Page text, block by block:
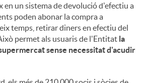
en un sistema de devolució d'efectiu a
poden abonar la compra a
temps, retirar diners en efectiu del
permet als usuaris de l'Entitat la
sense necessitat d'acudir